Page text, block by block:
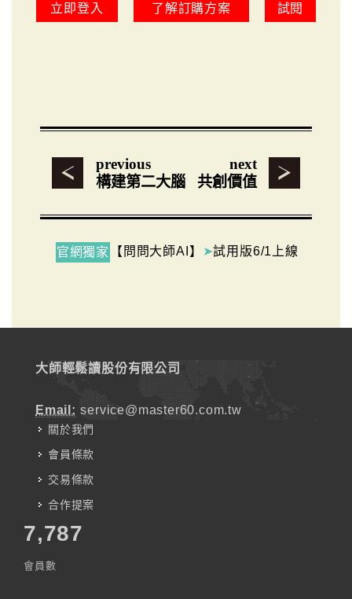
立即登入 了解訂購方案 試閱
previous
構建第二大腦
next
共創價值
官網獨家 【問問大師AI】 ➤試用版6/1上線
大師輕鬆讀股份有限公司
Email: service@master60.com.tw
關於我們
會員條款
交易條款
合作提案
7,787
會員數